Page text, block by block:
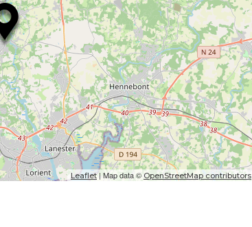
Leaflet| Map data © OpenStreetMap contributors